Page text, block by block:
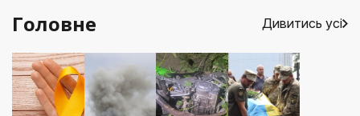
Головне Дивитись усі